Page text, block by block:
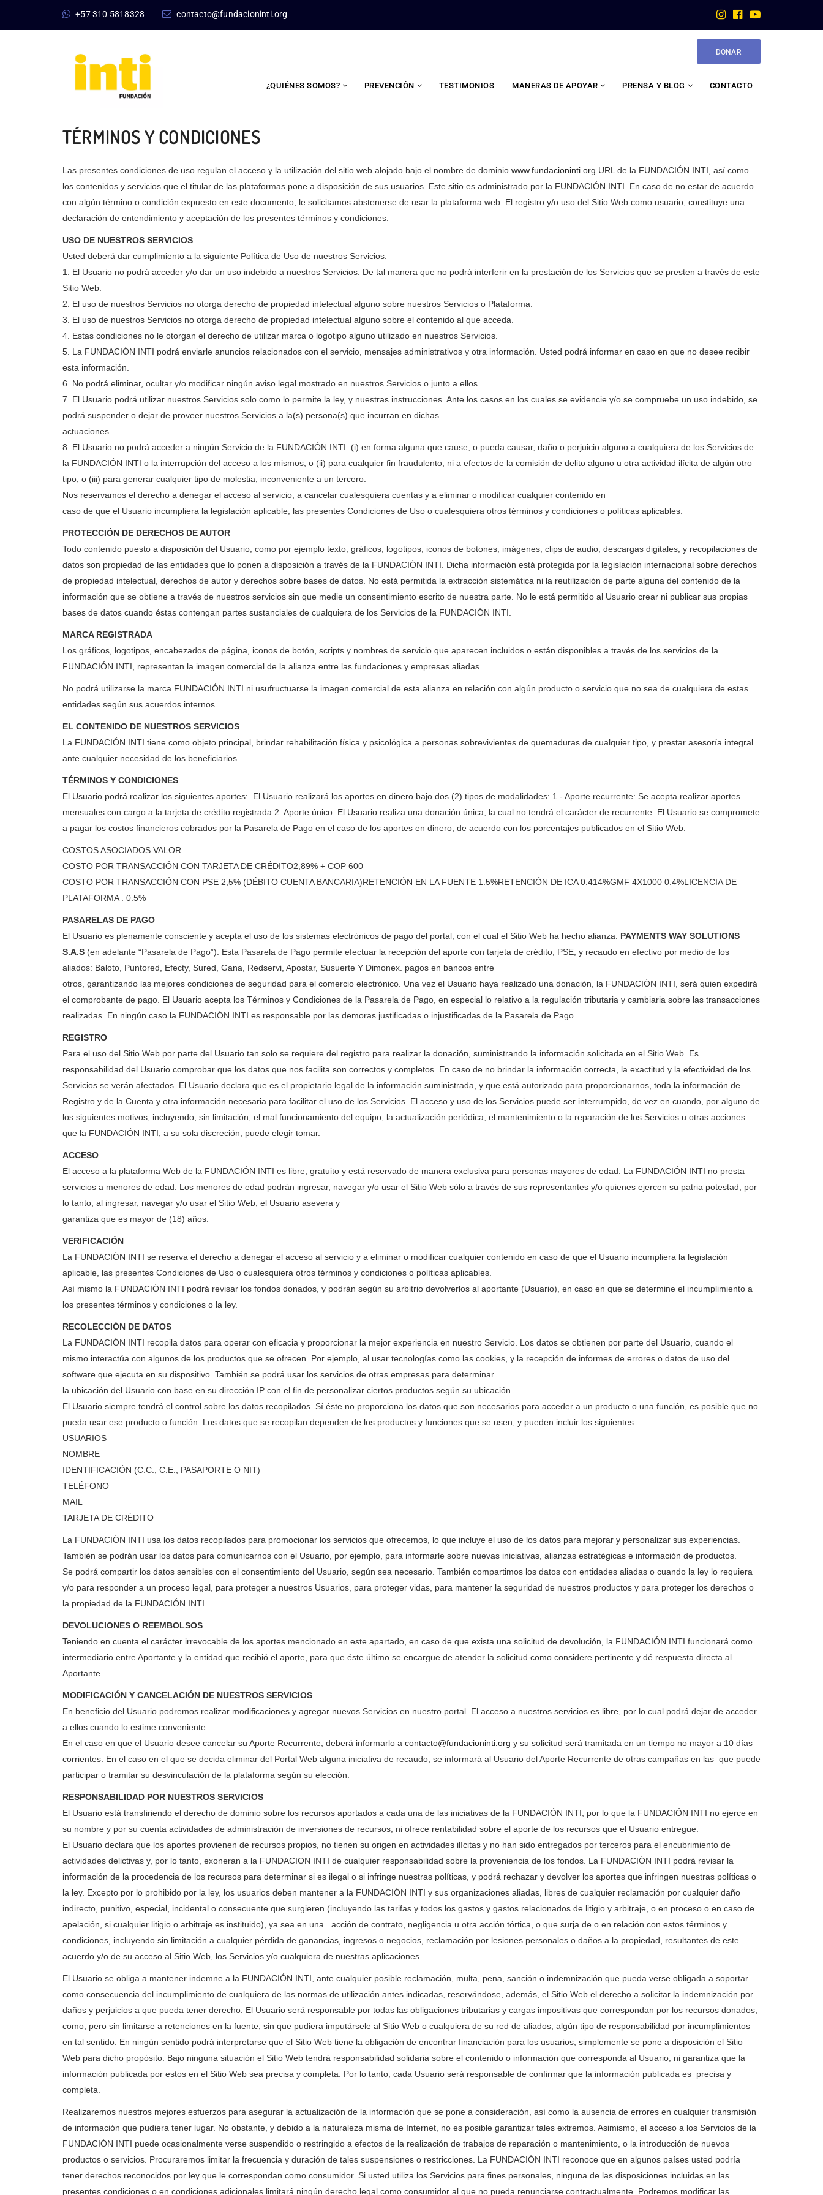
+57 310 5818328 contacto@fundacioninti.org
DONAR
¿QUIÉNES SOMOS? PREVENCIÓN TESTIMONIOS MANERAS DE APOYAR PRENSA Y BLOG CONTACTO
TÉRMINOS Y CONDICIONES
Las presentes condiciones de uso regulan el acceso y la utilización del sitio web alojado bajo el nombre de dominio www.fundacioninti.org URL de la FUNDACIÓN INTI, así como
los contenidos y servicios que el titular de las plataformas pone a disposición de sus usuarios. Este sitio es administrado por la FUNDACIÓN INTI. En caso de no estar de acuerdo
con algún término o condición expuesto en este documento, le solicitamos abstenerse de usar la plataforma web. El registro y/o uso del Sitio Web como usuario, constituye una
declaración de entendimiento y aceptación de los presentes términos y condiciones.
USO DE NUESTROS SERVICIOS
Usted deberá dar cumplimiento a la siguiente Política de Uso de nuestros Servicios:
1. El Usuario no podrá acceder y/o dar un uso indebido a nuestros Servicios. De tal manera que no podrá interferir en la prestación de los Servicios que se presten a través de este
Sitio Web.
2. El uso de nuestros Servicios no otorga derecho de propiedad intelectual alguno sobre nuestros Servicios o Plataforma.
3. El uso de nuestros Servicios no otorga derecho de propiedad intelectual alguno sobre el contenido al que acceda.
4. Estas condiciones no le otorgan el derecho de utilizar marca o logotipo alguno utilizado en nuestros Servicios.
5. La FUNDACIÓN INTI podrá enviarle anuncios relacionados con el servicio, mensajes administrativos y otra información. Usted podrá informar en caso en que no desee recibir
esta información.
6. No podrá eliminar, ocultar y/o modificar ningún aviso legal mostrado en nuestros Servicios o junto a ellos.
7. El Usuario podrá utilizar nuestros Servicios solo como lo permite la ley, y nuestras instrucciones. Ante los casos en los cuales se evidencie y/o se compruebe un uso indebido, se
podrá suspender o dejar de proveer nuestros Servicios a la(s) persona(s) que incurran en dichas
actuaciones.
8. El Usuario no podrá acceder a ningún Servicio de la FUNDACIÓN INTI: (i) en forma alguna que cause, o pueda causar, daño o perjuicio alguno a cualquiera de los Servicios de
la FUNDACIÓN INTI o la interrupción del acceso a los mismos; o (ii) para cualquier fin fraudulento, ni a efectos de la comisión de delito alguno u otra actividad ilícita de algún otro
tipo; o (iii) para generar cualquier tipo de molestia, inconveniente a un tercero.
Nos reservamos el derecho a denegar el acceso al servicio, a cancelar cualesquiera cuentas y a eliminar o modificar cualquier contenido en
caso de que el Usuario incumpliera la legislación aplicable, las presentes Condiciones de Uso o cualesquiera otros términos y condiciones o políticas aplicables.
PROTECCIÓN DE DERECHOS DE AUTOR
Todo contenido puesto a disposición del Usuario, como por ejemplo texto, gráficos, logotipos, iconos de botones, imágenes, clips de audio, descargas digitales, y recopilaciones de
datos son propiedad de las entidades que lo ponen a disposición a través de la FUNDACIÓN INTI. Dicha información está protegida por la legislación internacional sobre derechos
de propiedad intelectual, derechos de autor y derechos sobre bases de datos. No está permitida la extracción sistemática ni la reutilización de parte alguna del contenido de la
información que se obtiene a través de nuestros servicios sin que medie un consentimiento escrito de nuestra parte. No le está permitido al Usuario crear ni publicar sus propias
bases de datos cuando éstas contengan partes sustanciales de cualquiera de los Servicios de la FUNDACIÓN INTI.
MARCA REGISTRADA
Los gráficos, logotipos, encabezados de página, iconos de botón, scripts y nombres de servicio que aparecen incluidos o están disponibles a través de los servicios de la
FUNDACIÓN INTI, representan la imagen comercial de la alianza entre las fundaciones y empresas aliadas.
No podrá utilizarse la marca FUNDACIÓN INTI ni usufructuarse la imagen comercial de esta alianza en relación con algún producto o servicio que no sea de cualquiera de estas
entidades según sus acuerdos internos.
EL CONTENIDO DE NUESTROS SERVICIOS
La FUNDACIÓN INTI tiene como objeto principal, brindar rehabilitación física y psicológica a personas sobrevivientes de quemaduras de cualquier tipo, y prestar asesoría integral
ante cualquier necesidad de los beneficiarios.
TÉRMINOS Y CONDICIONES
El Usuario podrá realizar los siguientes aportes: El Usuario realizará los aportes en dinero bajo dos (2) tipos de modalidades: 1.- Aporte recurrente: Se acepta realizar aportes
mensuales con cargo a la tarjeta de crédito registrada.2. Aporte único: El Usuario realiza una donación única, la cual no tendrá el carácter de recurrente. El Usuario se compromete
a pagar los costos financieros cobrados por la Pasarela de Pago en el caso de los aportes en dinero, de acuerdo con los porcentajes publicados en el Sitio Web.
COSTOS ASOCIADOS VALOR
COSTO POR TRANSACCIÓN CON TARJETA DE CRÉDITO2,89% + COP 600
COSTO POR TRANSACCIÓN CON PSE 2,5% (DÉBITO CUENTA BANCARIA)RETENCIÓN EN LA FUENTE 1.5%RETENCIÓN DE ICA 0.414%GMF 4X1000 0.4%LICENCIA DE
PLATAFORMA : 0.5%
PASARELAS DE PAGO
El Usuario es plenamente consciente y acepta el uso de los sistemas electrónicos de pago del portal, con el cual el Sitio Web ha hecho alianza: PAYMENTS WAY SOLUTIONS
S.A.S (en adelante “Pasarela de Pago”). Esta Pasarela de Pago permite efectuar la recepción del aporte con tarjeta de crédito, PSE, y recaudo en efectivo por medio de los
aliados: Baloto, Puntored, Efecty, Sured, Gana, Redservi, Apostar, Susuerte Y Dimonex. pagos en bancos entre
otros, garantizando las mejores condiciones de seguridad para el comercio electrónico. Una vez el Usuario haya realizado una donación, la FUNDACIÓN INTI, será quien expedirá
el comprobante de pago. El Usuario acepta los Términos y Condiciones de la Pasarela de Pago, en especial lo relativo a la regulación tributaria y cambiaria sobre las transacciones
realizadas. En ningún caso la FUNDACIÓN INTI es responsable por las demoras justificadas o injustificadas de la Pasarela de Pago.
REGISTRO
Para el uso del Sitio Web por parte del Usuario tan solo se requiere del registro para realizar la donación, suministrando la información solicitada en el Sitio Web. Es
responsabilidad del Usuario comprobar que los datos que nos facilita son correctos y completos. En caso de no brindar la información correcta, la exactitud y la efectividad de los
Servicios se verán afectados. El Usuario declara que es el propietario legal de la información suministrada, y que está autorizado para proporcionarnos, toda la información de
Registro y de la Cuenta y otra información necesaria para facilitar el uso de los Servicios. El acceso y uso de los Servicios puede ser interrumpido, de vez en cuando, por alguno de
los siguientes motivos, incluyendo, sin limitación, el mal funcionamiento del equipo, la actualización periódica, el mantenimiento o la reparación de los Servicios u otras acciones
que la FUNDACIÓN INTI, a su sola discreción, puede elegir tomar.
ACCESO
El acceso a la plataforma Web de la FUNDACIÓN INTI es libre, gratuito y está reservado de manera exclusiva para personas mayores de edad. La FUNDACIÓN INTI no presta
servicios a menores de edad. Los menores de edad podrán ingresar, navegar y/o usar el Sitio Web sólo a través de sus representantes y/o quienes ejercen su patria potestad, por
lo tanto, al ingresar, navegar y/o usar el Sitio Web, el Usuario asevera y
garantiza que es mayor de (18) años.
VERIFICACIÓN
La FUNDACIÓN INTI se reserva el derecho a denegar el acceso al servicio y a eliminar o modificar cualquier contenido en caso de que el Usuario incumpliera la legislación
aplicable, las presentes Condiciones de Uso o cualesquiera otros términos y condiciones o políticas aplicables.
Así mismo la FUNDACIÓN INTI podrá revisar los fondos donados, y podrán según su arbitrio devolverlos al aportante (Usuario), en caso en que se determine el incumplimiento a
los presentes términos y condiciones o la ley.
RECOLECCIÓN DE DATOS
La FUNDACIÓN INTI recopila datos para operar con eficacia y proporcionar la mejor experiencia en nuestro Servicio. Los datos se obtienen por parte del Usuario, cuando el
mismo interactúa con algunos de los productos que se ofrecen. Por ejemplo, al usar tecnologías como las cookies, y la recepción de informes de errores o datos de uso del
software que ejecuta en su dispositivo. También se podrá usar los servicios de otras empresas para determinar
la ubicación del Usuario con base en su dirección IP con el fin de personalizar ciertos productos según su ubicación.
El Usuario siempre tendrá el control sobre los datos recopilados. Sí éste no proporciona los datos que son necesarios para acceder a un producto o una función, es posible que no
pueda usar ese producto o función. Los datos que se recopilan dependen de los productos y funciones que se usen, y pueden incluir los siguientes:
USUARIOS
NOMBRE
IDENTIFICACIÓN (C.C., C.E., PASAPORTE O NIT)
TELÉFONO
MAIL
TARJETA DE CRÉDITO
La FUNDACIÓN INTI usa los datos recopilados para promocionar los servicios que ofrecemos, lo que incluye el uso de los datos para mejorar y personalizar sus experiencias.
También se podrán usar los datos para comunicarnos con el Usuario, por ejemplo, para informarle sobre nuevas iniciativas, alianzas estratégicas e información de productos.
Se podrá compartir los datos sensibles con el consentimiento del Usuario, según sea necesario. También compartimos los datos con entidades aliadas o cuando la ley lo requiera
y/o para responder a un proceso legal, para proteger a nuestros Usuarios, para proteger vidas, para mantener la seguridad de nuestros productos y para proteger los derechos o
la propiedad de la FUNDACIÓN INTI.
DEVOLUCIONES O REEMBOLSOS
Teniendo en cuenta el carácter irrevocable de los aportes mencionado en este apartado, en caso de que exista una solicitud de devolución, la FUNDACIÓN INTI funcionará como
intermediario entre Aportante y la entidad que recibió el aporte, para que éste último se encargue de atender la solicitud como considere pertinente y dé respuesta directa al
Aportante.
MODIFICACIÓN Y CANCELACIÓN DE NUESTROS SERVICIOS
En beneficio del Usuario podremos realizar modificaciones y agregar nuevos Servicios en nuestro portal. El acceso a nuestros servicios es libre, por lo cual podrá dejar de acceder
a ellos cuando lo estime conveniente.
En el caso en que el Usuario desee cancelar su Aporte Recurrente, deberá informarlo a contacto@fundacioninti.org y su solicitud será tramitada en un tiempo no mayor a 10 días
corrientes. En el caso en el que se decida eliminar del Portal Web alguna iniciativa de recaudo, se informará al Usuario del Aporte Recurrente de otras campañas en las que puede
participar o tramitar su desvinculación de la plataforma según su elección.
RESPONSABILIDAD POR NUESTROS SERVICIOS
El Usuario está transfiriendo el derecho de dominio sobre los recursos aportados a cada una de las iniciativas de la FUNDACIÓN INTI, por lo que la FUNDACIÓN INTI no ejerce en
su nombre y por su cuenta actividades de administración de inversiones de recursos, ni ofrece rentabilidad sobre el aporte de los recursos que el Usuario entregue.
El Usuario declara que los aportes provienen de recursos propios, no tienen su origen en actividades ilícitas y no han sido entregados por terceros para el encubrimiento de
actividades delictivas y, por lo tanto, exoneran a la FUNDACION INTI de cualquier responsabilidad sobre la proveniencia de los fondos. La FUNDACIÓN INTI podrá revisar la
información de la procedencia de los recursos para determinar si es ilegal o si infringe nuestras políticas, y podrá rechazar y devolver los aportes que infringen nuestras políticas o
la ley. Excepto por lo prohibido por la ley, los usuarios deben mantener a la FUNDACIÓN INTI y sus organizaciones aliadas, libres de cualquier reclamación por cualquier daño
indirecto, punitivo, especial, incidental o consecuente que surgieren (incluyendo las tarifas y todos los gastos y gastos relacionados de litigio y arbitraje, o en proceso o en caso de
apelación, si cualquier litigio o arbitraje es instituido), ya sea en una. acción de contrato, negligencia u otra acción tórtica, o que surja de o en relación con estos términos y
condiciones, incluyendo sin limitación a cualquier pérdida de ganancias, ingresos o negocios, reclamación por lesiones personales o daños a la propiedad, resultantes de este
acuerdo y/o de su acceso al Sitio Web, los Servicios y/o cualquiera de nuestras aplicaciones.
El Usuario se obliga a mantener indemne a la FUNDACIÓN INTI, ante cualquier posible reclamación, multa, pena, sanción o indemnización que pueda verse obligada a soportar
como consecuencia del incumplimiento de cualquiera de las normas de utilización antes indicadas, reservándose, además, el Sitio Web el derecho a solicitar la indemnización por
daños y perjuicios a que pueda tener derecho. El Usuario será responsable por todas las obligaciones tributarias y cargas impositivas que correspondan por los recursos donados,
como, pero sin limitarse a retenciones en la fuente, sin que pudiera imputársele al Sitio Web o cualquiera de su red de aliados, algún tipo de responsabilidad por incumplimientos
en tal sentido. En ningún sentido podrá interpretarse que el Sitio Web tiene la obligación de encontrar financiación para los usuarios, simplemente se pone a disposición el Sitio
Web para dicho propósito. Bajo ninguna situación el Sitio Web tendrá responsabilidad solidaria sobre el contenido o información que corresponda al Usuario, ni garantiza que la
información publicada por estos en el Sitio Web sea precisa y completa. Por lo tanto, cada Usuario será responsable de confirmar que la información publicada es precisa y
completa.
Realizaremos nuestros mejores esfuerzos para asegurar la actualización de la información que se pone a consideración, así como la ausencia de errores en cualquier transmisión
de información que pudiera tener lugar. No obstante, y debido a la naturaleza misma de Internet, no es posible garantizar tales extremos. Asimismo, el acceso a los Servicios de la
FUNDACIÓN INTI puede ocasionalmente verse suspendido o restringido a efectos de la realización de trabajos de reparación o mantenimiento, o la introducción de nuevos
productos o servicios. Procuraremos limitar la frecuencia y duración de tales suspensiones o restricciones. La FUNDACIÓN INTI reconoce que en algunos países usted podría
tener derechos reconocidos por ley que le correspondan como consumidor. Si usted utiliza los Servicios para fines personales, ninguna de las disposiciones incluidas en las
presentes condiciones o en condiciones adicionales limitará ningún derecho legal como consumidor al que no pueda renunciarse contractualmente. Podremos modificar las